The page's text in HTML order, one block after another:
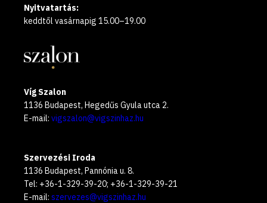
Nyitvatartás:
keddtől vasárnapig 15.00–19.00
Víg Szalon
1136 Budapest, Hegedűs Gyula utca 2.
E-mail: vigszalon@vigszinhaz.hu
Szervezési Iroda
1136 Budapest, Pannónia u. 8.
Tel: +36-1-329-39-20; +36-1-329-39-21
E-mail: szervezes@vigszinhaz.hu